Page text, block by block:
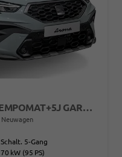
START+ KLIMA+PDC+LED+TEMPOMAT+5J GARANTIE+16" ALU
Neuwagen
Schalt. 5-Gang
70 kW (95 PS)